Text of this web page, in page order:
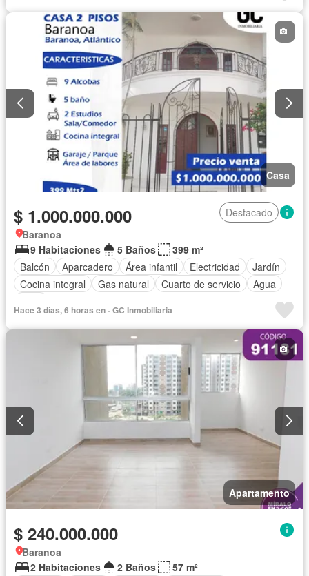
Casa
$ 1.000.000.000
Destacado
Baranoa
9 Habitaciones
5 Baños
399 m²
Balcón
Aparcadero Área infantil Electricidad
Jardín
Cocina integral
Gas natural Cuarto de servicio
Agua
Hace 3 días, 6 horas en - GC Inmobiliaria
Apartamento
$ 240.000.000
Baranoa
2 Habitaciones
2 Baños
57 m²